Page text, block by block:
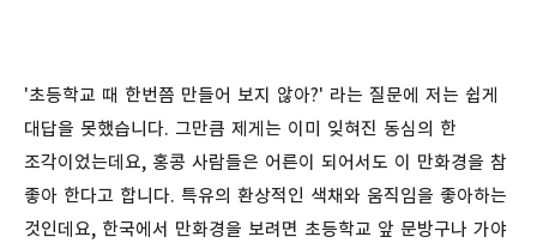
'초등학교 때 한번쯤 만들어 보지 않아?' 라는 질문에 저는 쉽게
대답을 못했습니다. 그만큼 제게는 이미 잊혀진 동심의 한
조각이었는데요, 홍콩 사람들은 어른이 되어서도 이 만화경을 참
좋아 한다고 합니다. 특유의 환상적인 색채와 움직임을 좋아하는
것인데요, 한국에서 만화경을 보려면 초등학교 앞 문방구나 가야